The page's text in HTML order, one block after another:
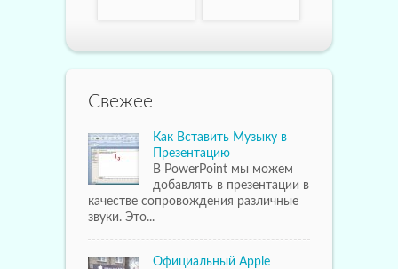
Свежее
Как Вставить Музыку в
Презентацию
В PowerPoint мы можем
добавлять в презентации в
качестве сопровождения различные
звуки. Это...
Официальный Apple